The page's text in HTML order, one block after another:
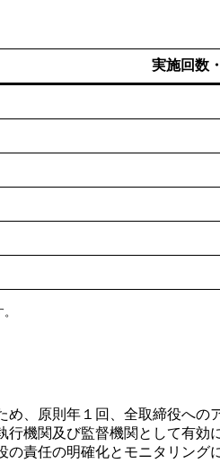
実施回数
、原則年１回、全取締役へ
機関及び監督機関として有
責任の明確化とモニタリング